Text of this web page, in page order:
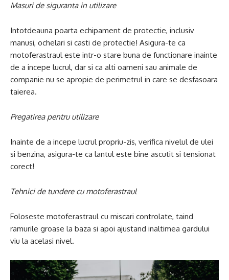
Masuri de siguranta in utilizare
Intotdeauna poarta echipament de protectie, inclusiv
manusi, ochelari si casti de protectie! Asigura-te ca
motoferastraul este intr-o stare buna de functionare inainte
de a incepe lucrul, dar si ca alti oameni sau animale de
companie nu se apropie de perimetrul in care se desfasoara
taierea.
Pregatirea pentru utilizare
Inainte de a incepe lucrul propriu-zis, verifica nivelul de ulei
si benzina, asigura-te ca lantul este bine ascutit si tensionat
corect!
Tehnici de tundere cu motoferastraul
Foloseste motoferastraul cu miscari controlate, taind
ramurile groase la baza si apoi ajustand inaltimea gardului
viu la acelasi nivel.